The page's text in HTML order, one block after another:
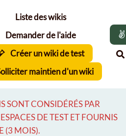
Liste des wikis
Demander de l'aide
Créer un wiki de test
maintien d'un wiki
SONT CONSIDÉRÉS PAR
DE TEST ET FOURNIS
(3 MOIS).